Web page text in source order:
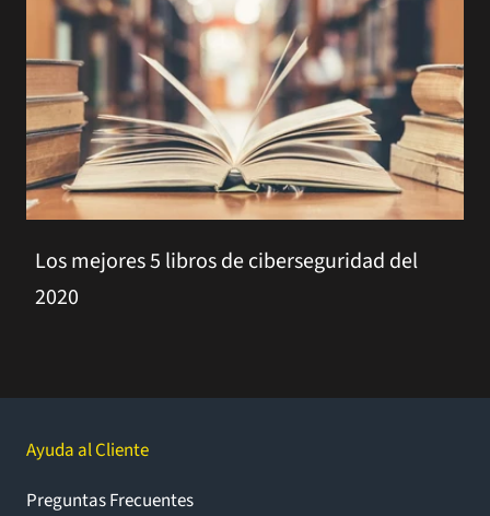
Los mejores 5 libros de ciberseguridad del
2020
Ayuda al Cliente
Preguntas Frecuentes